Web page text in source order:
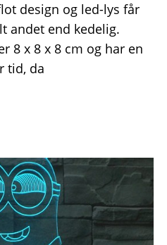
design og led-lys får
andet end kedelig.
8 x 8 x 8 cm og har en
tid, da